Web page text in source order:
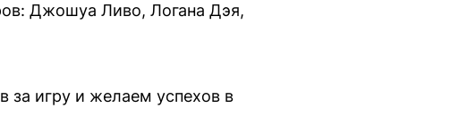
Джошуа Ливо, Логана Дэя,
за игру и желаем успехов в